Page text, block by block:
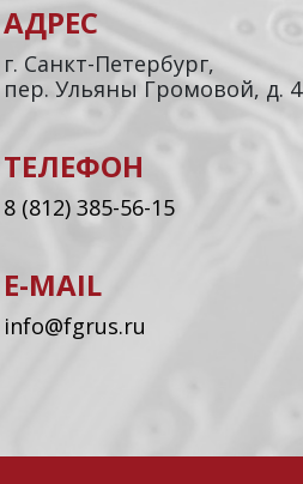
АДРЕС
г. Санкт-Петербург,
пер. Ульяны Громовой, д. 4
ТЕЛЕФОН
8 (812) 385-56-15
E-MAIL
info@fgrus.ru